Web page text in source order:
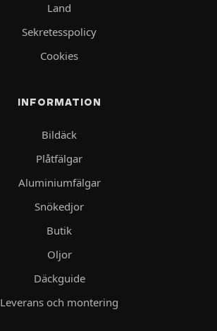
Land
Sekretesspolicy
Cookies
INFORMATION
Bildäck
Plåtfälgar
Aluminiumfälgar
Snökedjor
Butik
Oljor
Däckguide
Leverans och montering